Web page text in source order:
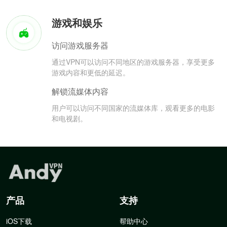
游戏和娱乐
访问游戏服务器
通过VPN可以访问不同地区的游戏服务器，享受更多
游戏内容和更低的延迟。
解锁流媒体内容
用户可以访问不同国家的流媒体库，观看更多的电影
和电视剧。
产品
iOS下载
支持
帮助中心